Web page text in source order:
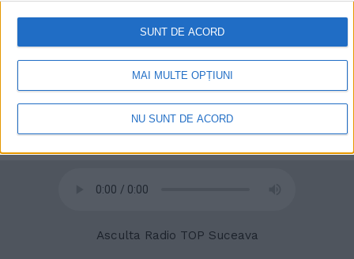
retrageți consimțământul în orice moment, revenind la acest site
și făcând clic pe butonul "Confidențialitate" din partea de jos a
paginii web.
MAI MULTE OPȚIUNI
NU SUNT DE ACORD
SUNT DE ACORD
Asculta Radio TOP Suceava